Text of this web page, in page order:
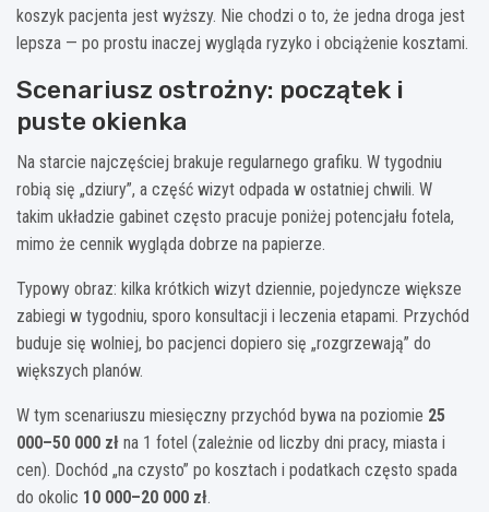
koszyk pacjenta jest wyższy. Nie chodzi o to, że jedna droga jest
lepsza — po prostu inaczej wygląda ryzyko i obciążenie kosztami.
Scenariusz ostrożny: początek i
puste okienka
Na starcie najczęściej brakuje regularnego grafiku. W tygodniu
robią się „dziury”, a część wizyt odpada w ostatniej chwili. W
takim układzie gabinet często pracuje poniżej potencjału fotela,
mimo że cennik wygląda dobrze na papierze.
Typowy obraz: kilka krótkich wizyt dziennie, pojedyncze większe
zabiegi w tygodniu, sporo konsultacji i leczenia etapami. Przychód
buduje się wolniej, bo pacjenci dopiero się „rozgrzewają” do
większych planów.
W tym scenariuszu miesięczny przychód bywa na poziomie 25
000–50 000 zł na 1 fotel (zależnie od liczby dni pracy, miasta i
cen). Dochód „na czysto” po kosztach i podatkach często spada
do okolic 10 000–20 000 zł.